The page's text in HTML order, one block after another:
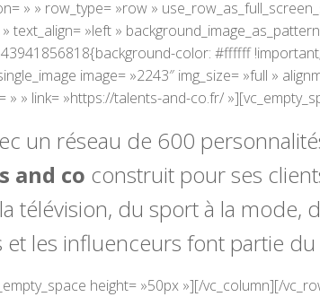
» » row_type= »row »
text_align= »left »
color: #ffffff
image= »2243″ img_size= »full »
» » link= »https://talents-and-co.fr/
un réseau de 600
and co construit pour ses
télévision, du sport à la mode,
les influenceurs font partie du
height= »50px »][/vc_column][/